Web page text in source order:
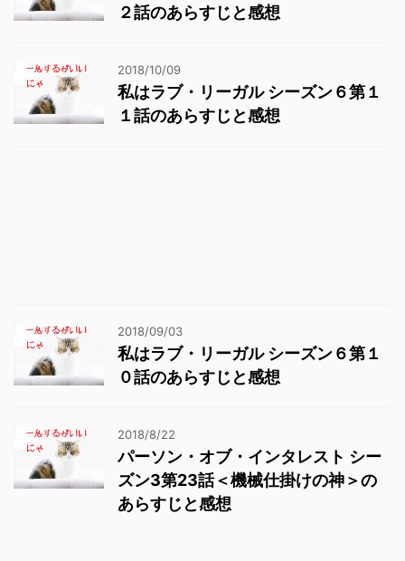
２話のあらすじと感想
2018/10/09
私はラブ・リーガル シーズン６第１
１話のあらすじと感想
2018/09/03
私はラブ・リーガル シーズン６第１
０話のあらすじと感想
2018/8/22
パーソン・オブ・インタレスト シー
ズン3第23話＜機械仕掛けの神＞の
あらすじと感想